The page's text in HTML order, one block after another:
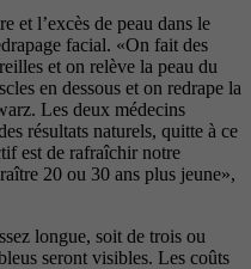
et l’excès de peau dans le
facial. «On fait des
et on relève la peau du
en dessous et on redrape la
Les deux médecins
résultats naturels, quitte à ce
est de rafraîchir notre
20 ou 30 ans plus jeune»,
longue, soit de trois ou
seront visibles. Les coûts